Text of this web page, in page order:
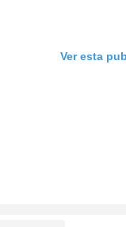
Ver esta